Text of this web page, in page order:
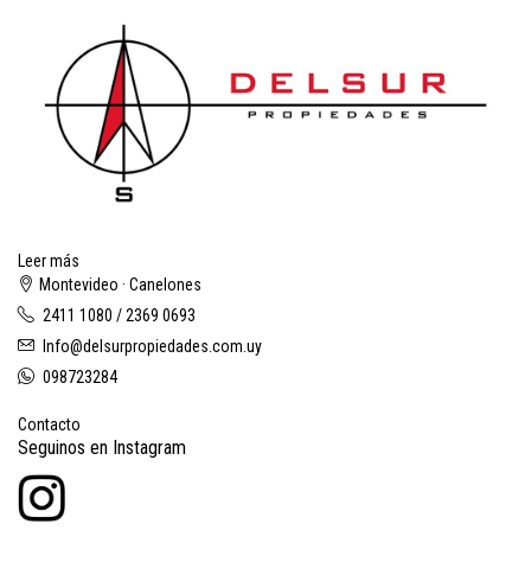
Leer más
Montevideo · Canelones
2411 1080 / 2369 0693
Info@delsurpropiedades.com.uy
098723284
Contacto
Seguinos en Instagram